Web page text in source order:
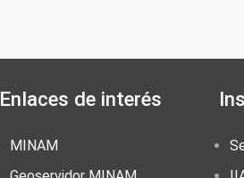
Enlaces de interés
MINAM